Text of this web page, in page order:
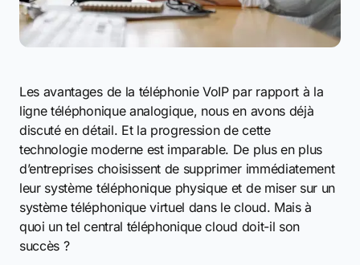
Les avantages de la téléphonie VoIP par rapport à la
ligne téléphonique analogique, nous en avons déjà
discuté en détail. Et la progression de cette
technologie moderne est imparable. De plus en plus
d’entreprises choisissent de supprimer immédiatement
leur système téléphonique physique et de miser sur un
système téléphonique virtuel dans le cloud. Mais à
quoi un tel central téléphonique cloud doit-il son
succès ?